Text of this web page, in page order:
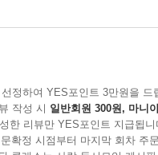
열 두 번째이십니다. 그런
을 바라보는 황제의 얼굴이
정하여 YES포인트 3만원을 드
작성 시 일반회원 300원, 마니
한 리뷰만 YES포인트 지급됩니
확정 시점부터 마지막 회차 주